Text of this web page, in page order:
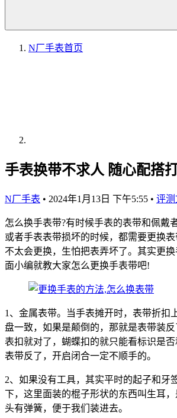
N厂手表首页
手表换带不求人 随心配搭
N厂手表 • 2024年1月13日 下午5:55 • 评
怎么换手表带?有时候手表的表带和佩戴
或者手表表带损坏的时候，都需要更换
不太会更换，生怕把表弄坏了。其实更
面小编就教大家怎么更换手表带吧!
1、金属表带。当手表摊开时，表带折扣
盘一致，如果是颠倒的，那就是表带装
表扣就对了，蝴蝶扣的就只能看标识是否
表带反了，开启闭合一定不顺手的。
2、如果没有工具，其实平时的起子和牙
下，这里面装的棍子形状的东西叫生耳
头有弹簧，便于我们装进去。